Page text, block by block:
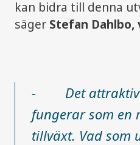
kan bidra till denna
säger Stefan Dahlbo,
- Det
fungerar som en
tillväxt. Vad som